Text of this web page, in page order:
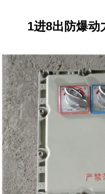
1进8出防爆动